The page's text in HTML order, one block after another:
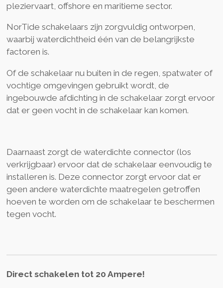
pleziervaart, offshore en maritieme sector.
NorTide schakelaars zijn zorgvuldig ontworpen,
waarbij waterdichtheid één van de belangrijkste
factoren is.
Of de schakelaar nu buiten in de regen, spatwater of
vochtige omgevingen gebruikt wordt, de
ingebouwde afdichting in de schakelaar zorgt ervoor
dat er geen vocht in de schakelaar kan komen.
Daarnaast zorgt de waterdichte connector (los
verkrijgbaar) ervoor dat de schakelaar eenvoudig te
installeren is. Deze connector zorgt ervoor dat er
geen andere waterdichte maatregelen getroffen
hoeven te worden om de schakelaar te beschermen
tegen vocht.
Direct schakelen tot 20 Ampere!